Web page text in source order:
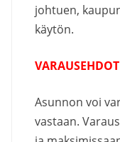
johtuen,
käytön.
VARAUSEHDOT
Asunnon voi
vastaan.